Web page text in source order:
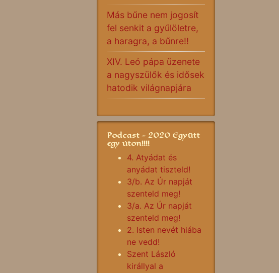
Más bűne nem jogosít
fel senkit a gyűlöletre,
a haragra, a bűnre!!
XIV. Leó pápa üzenete
a nagyszülők és idősek
hatodik világnapjára
Podcast - 2020 Együtt
egy úton!!!!
4. Atyádat és
anyádat tiszteld!
3/b. Az Úr napját
szenteld meg!
3/a. Az Úr napját
szenteld meg!
2. Isten nevét hiába
ne vedd!
Szent László
királlyal a